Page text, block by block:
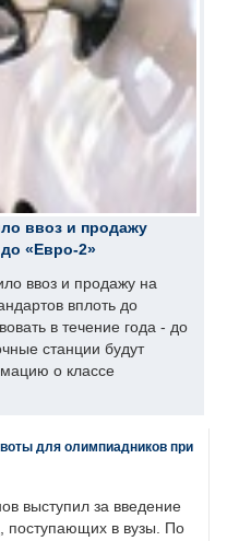
ввоз и продажу
«Евро-2»
ввоз и продажу на
вплоть до
в течение года - до
станции будут
о классе
для олимпиадников при
выступил за введение
поступающих в вузы. По